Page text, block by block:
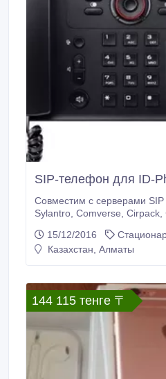
SIP-телефон для ID-
Совместим с серверами SIP
Sylantro, Comverse, Cirpack, Cisco и др. * 1 SIP-
2 LAN-порта Клавиатура
нанесены методом
15/12/2016
Казахстан, Алматы
144 115 тенге 〒